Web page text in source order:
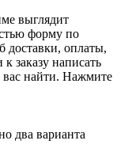
выглядит
форму по
доставки, оплаты,
заказу написать
найти. Нажмите
два варианта